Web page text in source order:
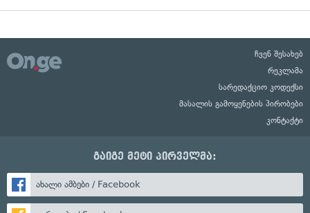
ჩვენ შესახებ
რეკლამა
სარედაქციო კოდექსი
მასალის გამოყენების პირობები
კონტაქტი
გაიგე მეტი პირველმა:
ახალი ამბები / Facebook